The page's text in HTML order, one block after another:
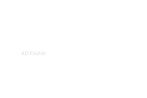
AD Footer